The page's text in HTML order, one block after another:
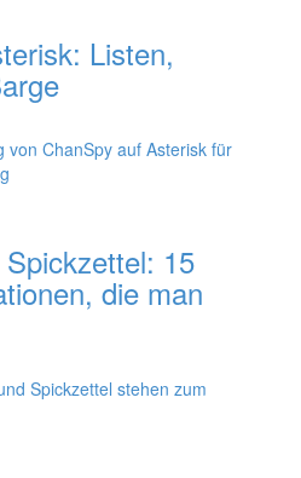
Listen,
von ChanSpy auf Asterisk für
15
die man
Spickzettel stehen zum